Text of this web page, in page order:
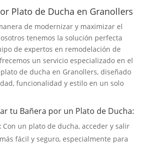
Plato de Ducha en Granollers
de modernizar y maximizar el
tenemos la solución perfecta
de expertos en remodelación de
un servicio especializado en el
de ducha en Granollers, diseñado
funcionalidad y estilo en un solo
tu Bañera por un Plato de Ducha:
Con un plato de ducha, acceder y salir
fácil y seguro, especialmente para